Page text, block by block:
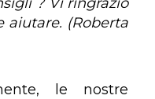
aiutare. (Roberta
le nostre